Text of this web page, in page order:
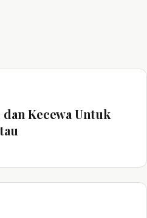
dan Kecewa Untuk